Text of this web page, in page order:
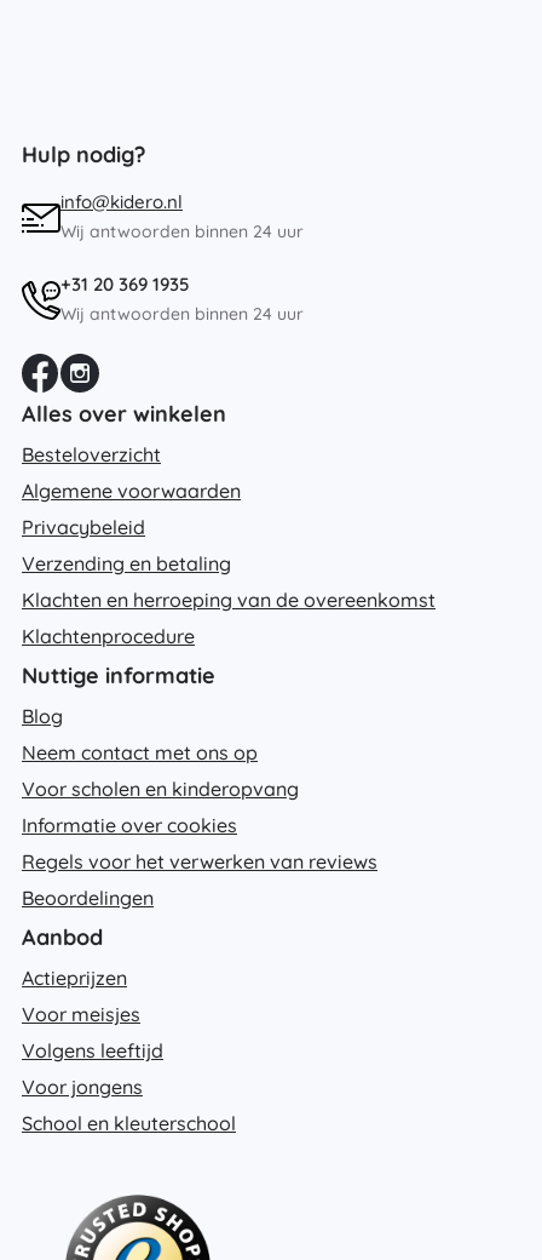
Hulp nodig?
info@kidero.nl
Wij antwoorden binnen 24 uur
+31 20 369 1935
Wij antwoorden binnen 24 uur
Alles over winkelen
Besteloverzicht
Algemene voorwaarden
Privacybeleid
Verzending en betaling
Klachten en herroeping van de overeenkomst
Klachtenprocedure
Nuttige informatie
Blog
Neem contact met ons op
Voor scholen en kinderopvang
Informatie over cookies
Regels voor het verwerken van reviews
Beoordelingen
Aanbod
Actieprijzen
Voor meisjes
Volgens leeftijd
Voor jongens
School en kleuterschool